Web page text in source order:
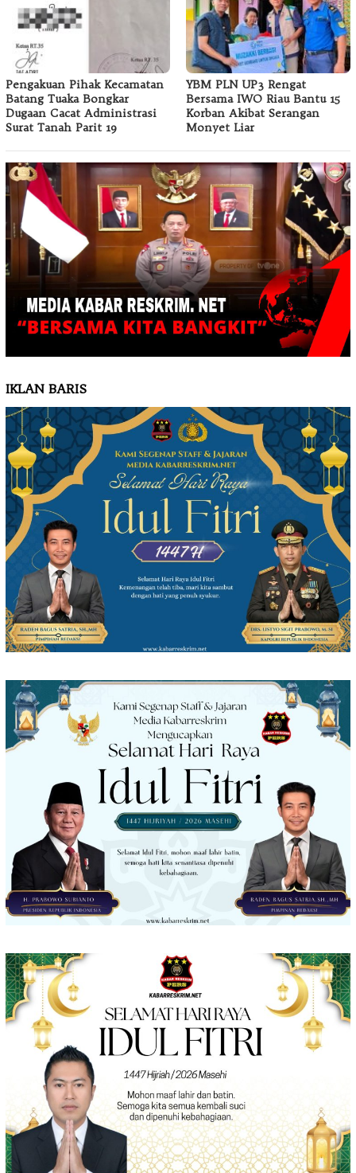
Pengakuan Pihak Kecamatan
Batang Tuaka Bongkar
Dugaan Cacat Administrasi
Surat Tanah Parit 19
YBM PLN UP3 Rengat
Bersama IWO Riau Bantu 15
Korban Akibat Serangan
Monyet Liar
IKLAN BARIS